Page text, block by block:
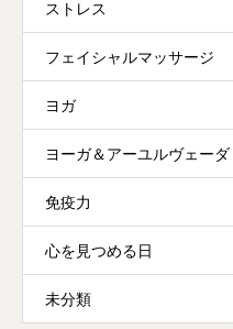
ストレス
フェイシャルマッサージ
ヨガ
ヨーガ＆アーユルヴェーダ
免疫力
心を見つめる日
未分類